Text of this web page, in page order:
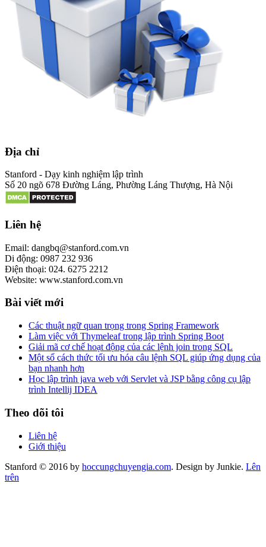
Địa chỉ
Stanford - Dạy kinh nghiệm lập trình
Số 20 ngõ 678 Đường Láng, Phường Láng Thượng, Hà Nội
Liên hệ
Email: dangbq@stanford.com.vn
Di động: 0987 232 936
Điện thoại: 024. 6275 2212
Website: www.stanford.com.vn
Bài viết mới
Các thuật ngữ quan trọng trong Spring Framework
Làm việc với Thymeleaf trong lập trình Spring Boot
Giải mã cơ chế hoạt động của các lệnh join trong SQL
Một số cách thức tối ưu hóa câu lệnh SQL giúp ứng dụng của
bạn nhanh hơn
Học lập trình java web với Servlet và JSP bằng công cụ lập
trình Intellij IDEA
Theo dõi tôi
Liên hệ
Giới thiệu
Stanford © 2016 by hoccungchuyengia.com. Design by Junkie. Lên
trên